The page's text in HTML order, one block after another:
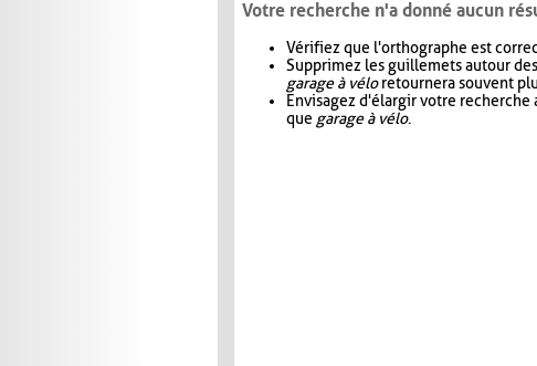
Votre recherche n'a donné aucun
Vérifiez que l'orthographe est
Supprimez les guillemets autour
garage à véloretournera souvent
Envisagez d'élargir votre recherche
que garage à vélo.